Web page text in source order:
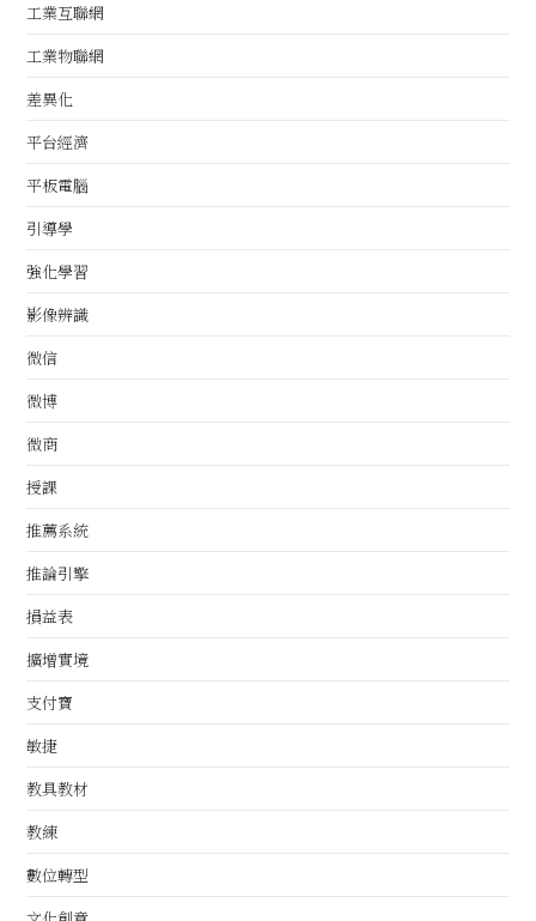
工業互聯網
工業物聯網
差異化
平台經濟
平板電腦
引導學
強化學習
影像辨識
微信
微博
微商
授課
推薦系統
推論引擎
損益表
擴增實境
支付寶
敏捷
教具教材
教練
數位轉型